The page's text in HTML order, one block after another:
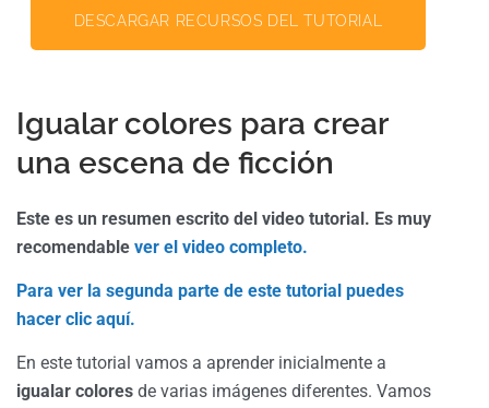
DESCARGAR RECURSOS DEL TUTORIAL
Igualar colores para crear
una escena de ficción
Este es un resumen escrito del video tutorial. Es muy
recomendable ver el video completo.
Para ver la segunda parte de este tutorial puedes
hacer clic aquí.
En este tutorial vamos a aprender inicialmente a
igualar colores de varias imágenes diferentes. Vamos